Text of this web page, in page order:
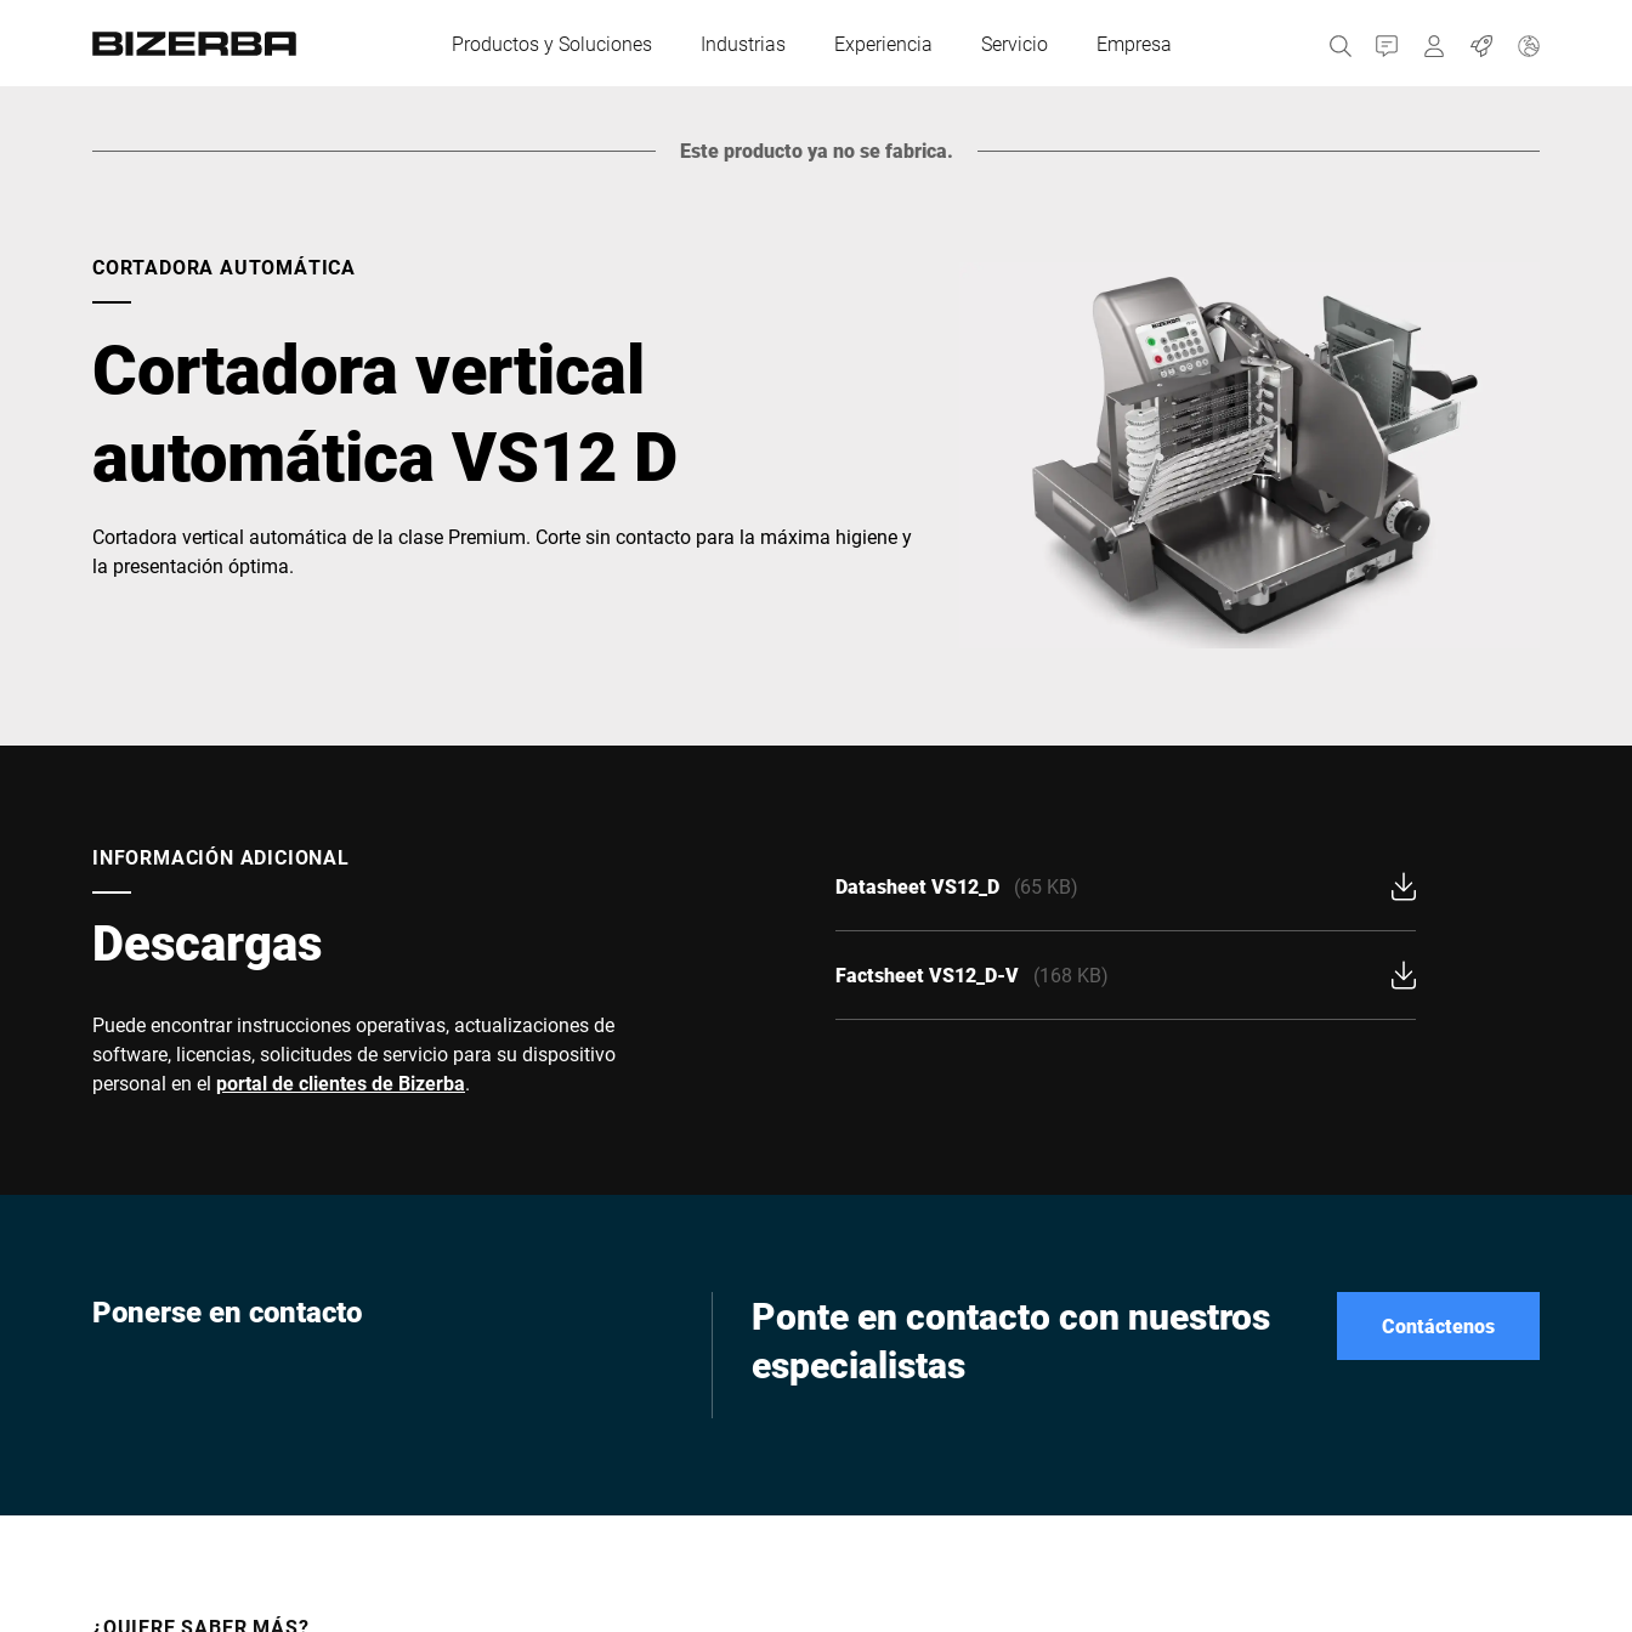
Productos y Soluciones Industrias Experiencia Servicio Empresa ContactoMyBizerbaTrabajos
Hungría Países Bajos
Polonia Rusia
Eslovaquia España
Ucrania
America
Asia
Australia
África
Este producto ya no se fabrica.
CORTADORA AUTOMÁTICA
Cortadora vertical
automática VS12 D
Cortadora vertical automática de la clase Premium. Corte sin contacto para la máxima higiene y
la presentación óptima.
INFORMACIÓN ADICIONAL
Descargas
Puede encontrar instrucciones operativas, actualizaciones de
software, licencias, solicitudes de servicio para su dispositivo
personal en el portal de clientes de Bizerba.
Datasheet VS12_D (65 KB)
Factsheet VS12_D-V (168 KB)
Ponerse en contacto
Ponte en contacto con nuestros
especialistas
Contáctenos
¿QUIERE SABER MÁS?